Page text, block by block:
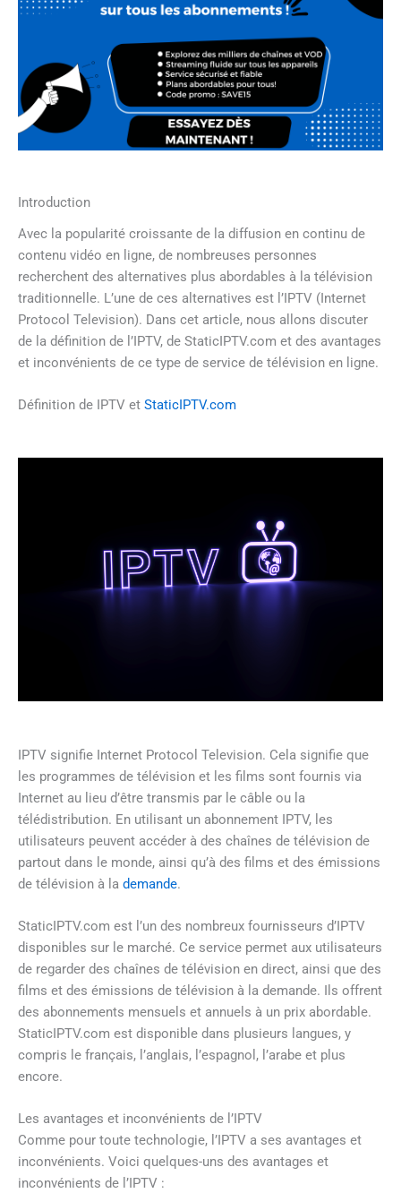
Introduction
Avec la popularité croissante de la diffusion en continu de
contenu vidéo en ligne, de nombreuses personnes
recherchent des alternatives plus abordables à la télévision
traditionnelle. L’une de ces alternatives est l’IPTV (Internet
Protocol Television). Dans cet article, nous allons discuter
de la définition de l’IPTV, de StaticIPTV.com et des avantages
et inconvénients de ce type de service de télévision en ligne.
Définition de IPTV et StaticIPTV.com
IPTV signifie Internet Protocol Television. Cela signifie que
les programmes de télévision et les films sont fournis via
Internet au lieu d’être transmis par le câble ou la
télédistribution. En utilisant un abonnement IPTV, les
utilisateurs peuvent accéder à des chaînes de télévision de
partout dans le monde, ainsi qu’à des films et des émissions
de télévision à la demande.
StaticIPTV.com est l’un des nombreux fournisseurs d’IPTV
disponibles sur le marché. Ce service permet aux utilisateurs
de regarder des chaînes de télévision en direct, ainsi que des
films et des émissions de télévision à la demande. Ils offrent
des abonnements mensuels et annuels à un prix abordable.
StaticIPTV.com est disponible dans plusieurs langues, y
compris le français, l’anglais, l’espagnol, l’arabe et plus
encore.
Les avantages et inconvénients de l’IPTV
Comme pour toute technologie, l’IPTV a ses avantages et
inconvénients. Voici quelques-uns des avantages et
inconvénients de l’IPTV :